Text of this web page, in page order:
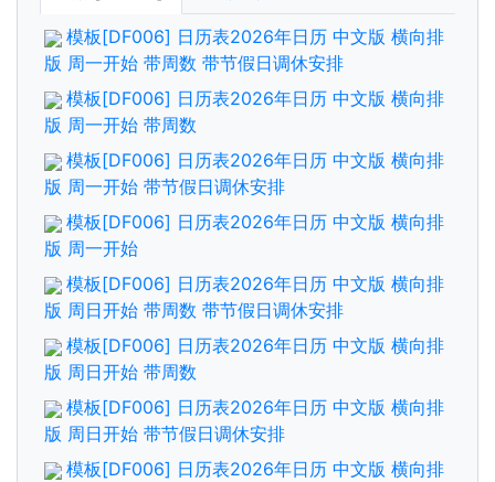
模板[DF006] 日历表2026年日历 中文版 横向排
版 周一开始 带周数 带节假日调休安排
模板[DF006] 日历表2026年日历 中文版 横向排
版 周一开始 带周数
模板[DF006] 日历表2026年日历 中文版 横向排
版 周一开始 带节假日调休安排
模板[DF006] 日历表2026年日历 中文版 横向排
版 周一开始
模板[DF006] 日历表2026年日历 中文版 横向排
版 周日开始 带周数 带节假日调休安排
模板[DF006] 日历表2026年日历 中文版 横向排
版 周日开始 带周数
模板[DF006] 日历表2026年日历 中文版 横向排
版 周日开始 带节假日调休安排
模板[DF006] 日历表2026年日历 中文版 横向排